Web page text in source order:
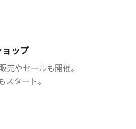
ップ
売やセールも開催。
タート。